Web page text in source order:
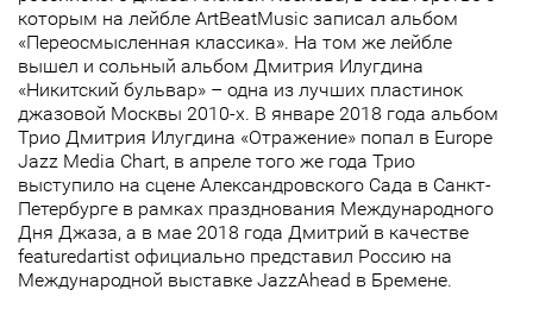
которым на лейбле ArtBeatMusic записал альбом
«Переосмысленная классика». На том же лейбле
вышел и сольный альбом Дмитрия Илугдина
«Никитский бульвар» – одна из лучших пластинок
джазовой Москвы 2010-х. В январе 2018 года альбом
Трио Дмитрия Илугдина «Отражение» попал в Europe
Jazz Media Chart, в апреле того же года Трио
выступило на сцене Александровского Сада в Санкт-
Петербурге в рамках празднования Международного
Дня Джаза, а в мае 2018 года Дмитрий в качестве
featuredartist официально представил Россию на
Международной выставке JazzAhead в Бремене.